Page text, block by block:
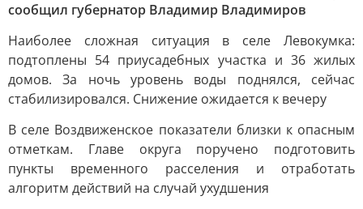
сообщил губернатор Владимир Владимиров
Наиболее сложная ситуация в селе Левокумка:
подтоплены 54 приусадебных участка и 36 жилых
домов. За ночь уровень воды поднялся, сейчас
стабилизировался. Снижение ожидается к вечеру
В селе Воздвиженское показатели близки к опасным
отметкам. Главе округа поручено подготовить
пункты временного расселения и отработать
алгоритм действий на случай ухудшения